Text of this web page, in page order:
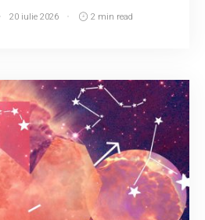
20 iulie 2026 2 min read